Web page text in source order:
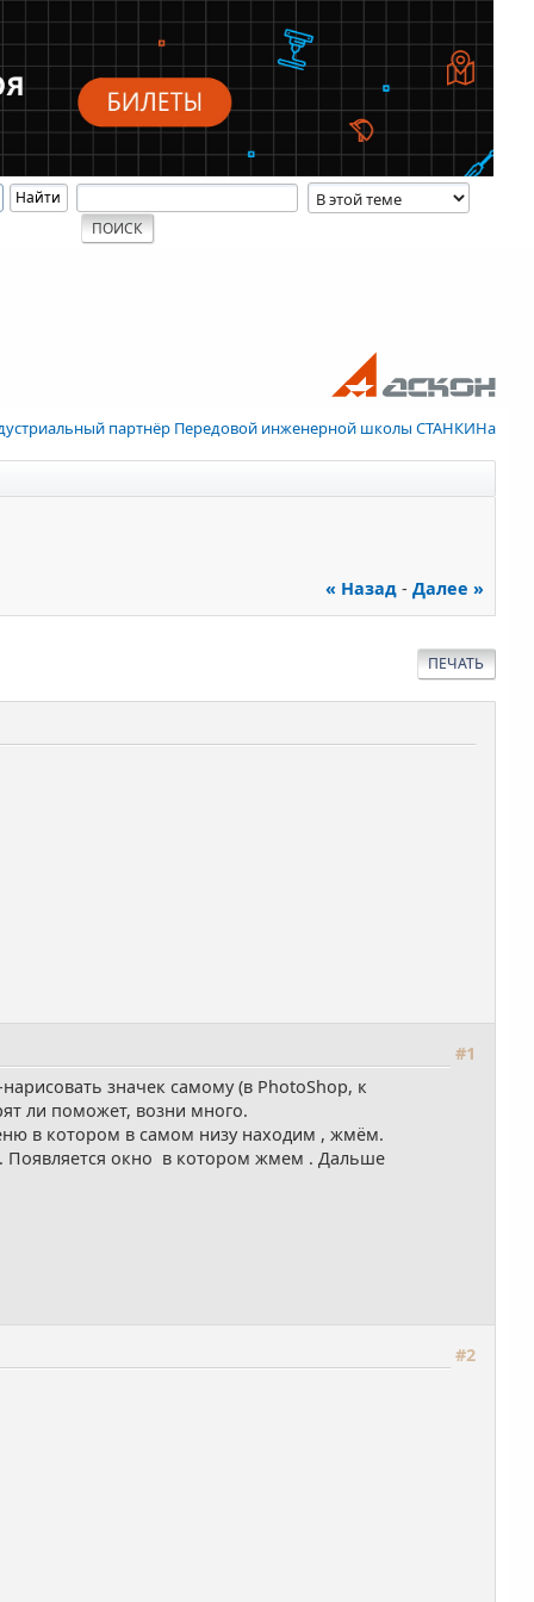
партнёр Передовой инженерной школы СТАНКИНа
« Назад- Далее »
ПЕЧАТЬ
#1
значек самому (в PhotoShop, к
ли поможет, возни много.
в котором в самом низу находим , жмём.
Появляется окно в котором жмем . Дальше
#2